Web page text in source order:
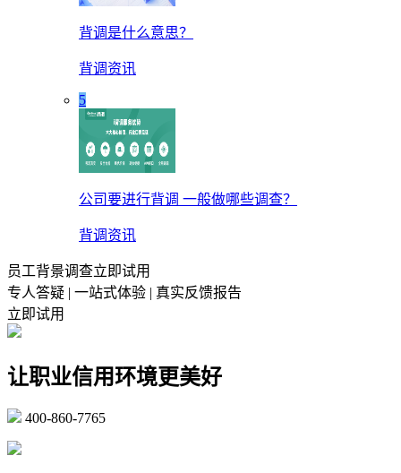
背调是什么意思？
背调资讯
5
公司要进行背调 一般做哪些调查？
背调资讯
员工背景调查立即试用
专人答疑 | 一站式体验 | 真实反馈报告
立即试用
让职业信用环境更美好
400-860-7765